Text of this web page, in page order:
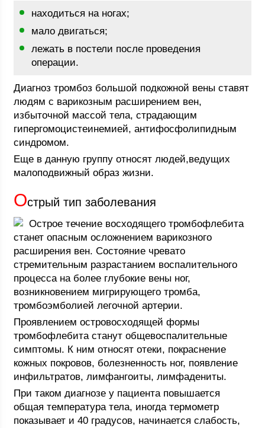
находиться на ногах;
мало двигаться;
лежать в постели после проведения
операции.
Диагноз тромбоз большой подкожной вены ставят
людям с варикозным расширением вен,
избыточной массой тела, страдающим
гипергомоцистеинемией, антифосфолипидным
синдромом.
Еще в данную группу относят людей,ведущих
малоподвижный образ жизни.
Острый тип заболевания
Острое течение восходящего тромбофлебита
станет опасным осложнением варикозного
расширения вен. Состояние чревато
стремительным разрастанием воспалительного
процесса на более глубокие вены ног,
возникновением мигрирующего тромба,
тромбоэмболией легочной артерии.
Проявлением островосходящей формы
тромбофлебита станут общевоспалительные
симптомы. К ним относят отеки, покраснение
кожных покровов, болезненность ног, появление
инфильтратов, лимфангоиты, лимфадениты.
При таком диагнозе у пациента повышается
общая температура тела, иногда термометр
показывает и 40 градусов, начинается слабость,